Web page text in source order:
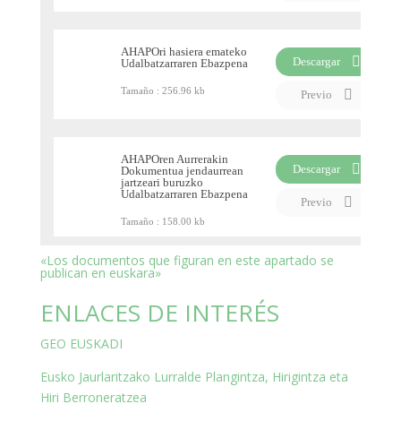
AHAPOri hasiera emateko
Udalbatzarraren Ebazpena
Tamaño : 256.96 kb
Descargar
Previo
AHAPOren Aurrerakin
Dokumentua jendaurrean
jartzeari buruzko
Udalbatzarraren Ebazpena
Tamaño : 158.00 kb
Descargar
Previo
«Los documentos que figuran en este apartado se
publican en euskara»
ENLACES DE INTERÉS
GEO EUSKADI
Eusko Jaurlaritzako Lurralde Plangintza, Hirigintza eta
Hiri Berroneratzea